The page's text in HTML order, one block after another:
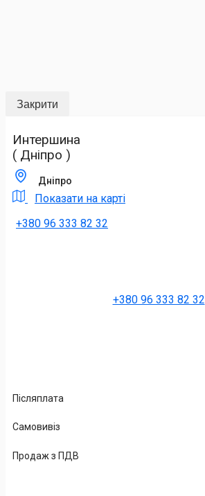
Закрити
Интершина
( Дніпро )
Дніпро
Показати на карті
+380 96 333 82 32
+380 96 333 82 32
Післяплата
Самовивіз
Продаж з ПДВ